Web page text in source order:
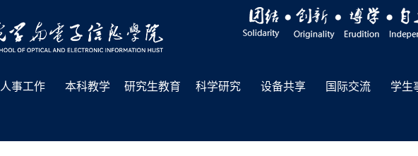
人事工作 本科教学 研究生教育 科学研究 设备共享 国际交流 学生